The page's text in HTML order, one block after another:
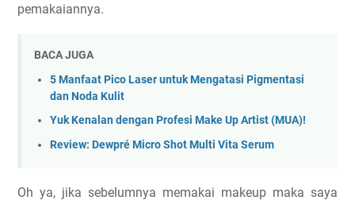
pemakaiannya.
BACA JUGA
5 Manfaat Pico Laser untuk Mengatasi Pigmentasi
dan Noda Kulit
Yuk Kenalan dengan Profesi Make Up Artist (MUA)!
Review: Dewpré Micro Shot Multi Vita Serum
Oh ya, jika sebelumnya memakai makeup maka saya